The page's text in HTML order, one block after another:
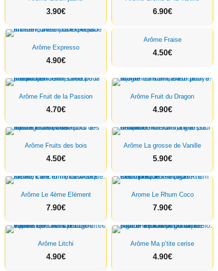
3.90€ 6.90€
Arôme Expresso
4.90€
Arôme Fraise
4.50€
Arôme Fruit de la Passion
4.70€
Arôme Fruit du Dragon
4.90€
Arôme Fruits des bois
4.50€
Arôme La grosse de Vanille
5.90€
Arôme Le 4ème Elément
7.90€
Arome Le Rhum Coco
7.90€
Arôme Litchi
4.90€
Arôme Ma p’tite cerise
4.90€